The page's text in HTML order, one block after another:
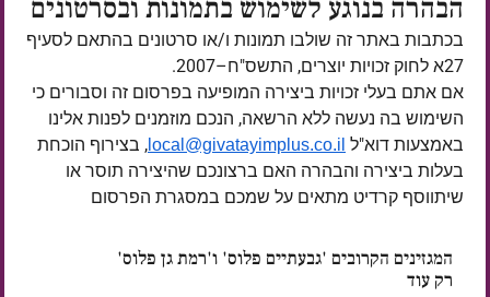
הבהרה בנוגע לשימוש בתמונות ובסרטונים
בכתבות באתר זה שולבו תמונות ו/או סרטונים בהתאם לסעיף
27א לחוק זכויות יוצרים, התשס"ח–2007.
אם אתם בעלי זכויות ביצירה המופיעה בפרסום זה וסבורים כי
השימוש בה נעשה ללא הרשאה, הנכם מוזמנים לפנות אלינו
באמצעות דוא"ל local@givatayimplus.co.il , בצירוף הוכחת
בעלות ביצירה והבהרה האם ברצונכם שהיצירה תוסר או
שיתווסף קרדיט מתאים על שמכם במסגרת הפרסום
המגזינים הקרובים 'גבעתיים פלוס' ו'רמת גן פלוס'
רק עוד